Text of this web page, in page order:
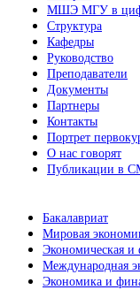
МШЭ МГУ в
Структура
Кафедры
Руководство
Преподаватели
Документы
Партнеры
Контакты
Портрет
О нас говорят
Публикации в
Бакалавриат
Мировая
Экономическая и
Международная
Экономика и